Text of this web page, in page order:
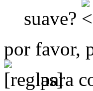
suave?
por favor,
para